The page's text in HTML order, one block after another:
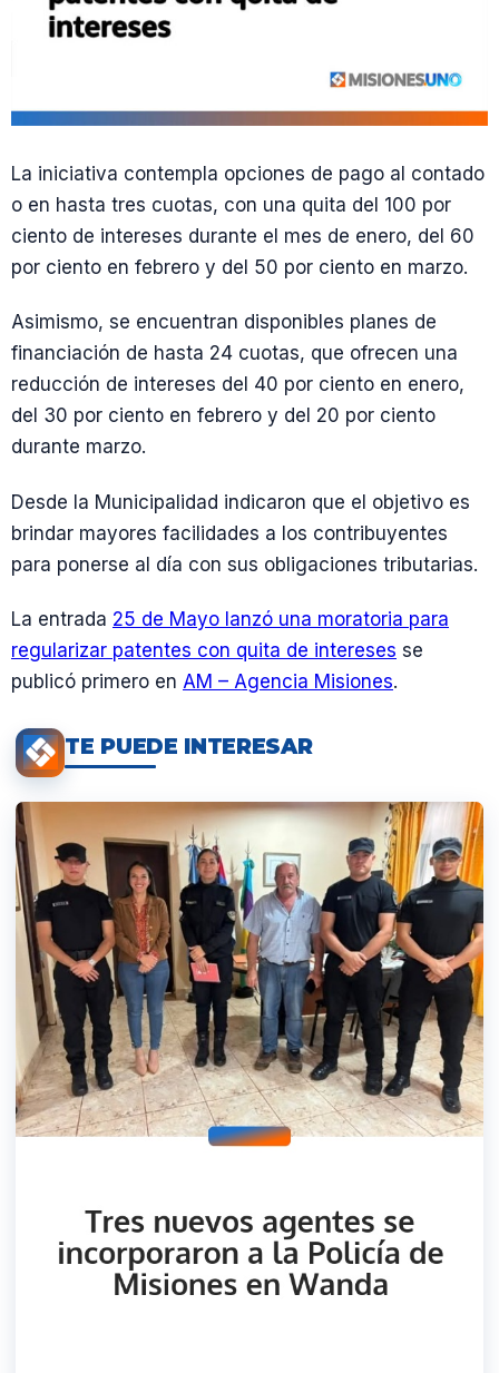
La iniciativa contempla opciones de pago al contado
o en hasta tres cuotas, con una quita del 100 por
ciento de intereses durante el mes de enero, del 60
por ciento en febrero y del 50 por ciento en marzo.
Asimismo, se encuentran disponibles planes de
financiación de hasta 24 cuotas, que ofrecen una
reducción de intereses del 40 por ciento en enero,
del 30 por ciento en febrero y del 20 por ciento
durante marzo.
Desde la Municipalidad indicaron que el objetivo es
brindar mayores facilidades a los contribuyentes
para ponerse al día con sus obligaciones tributarias.
La entrada 25 de Mayo lanzó una moratoria para
regularizar patentes con quita de intereses se
publicó primero en AM – Agencia Misiones.
TE PUEDE INTERESAR